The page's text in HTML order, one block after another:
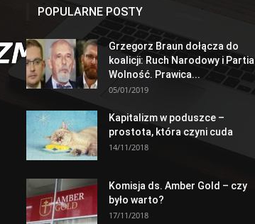
POPULARNE POSTY
Grzegorz Braun dołącza do
koalicji: Ruch Narodowy i Partia
Wolność. Prawica...
05/01/2019
Kapitalizm w poduszce –
prostota, która czyni cuda
14/11/2018
Komisja ds. Amber Gold – czy
było warto?
17/11/2018